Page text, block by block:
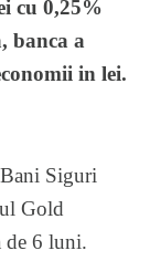
cu 0,25%
banca a
in lei.
Siguri
Gold
de 6 luni.